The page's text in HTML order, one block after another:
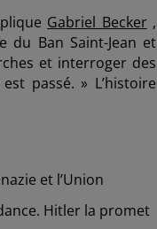
Gabriel Becker,
du Ban Saint-Jean et
et interroger des
passé. » L’histoire
et l’Union
Hitler la promet